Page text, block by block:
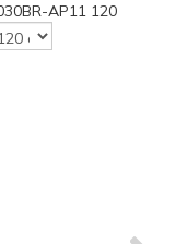
AP11 120